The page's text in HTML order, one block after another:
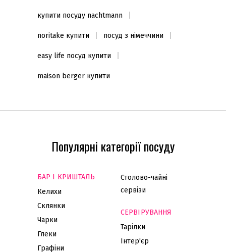
купити посуду nachtmann
noritake купити посуд з німеччини
easy life посуд купити
maison berger купити
Популярні категорії посуду
БАР І КРИШТАЛЬ
Келихи
Склянки
Чарки
Глеки
Графіни
Столово-чайні
сервізи
СЕРВІРУВАННЯ
Тарілки
Інтер'єр